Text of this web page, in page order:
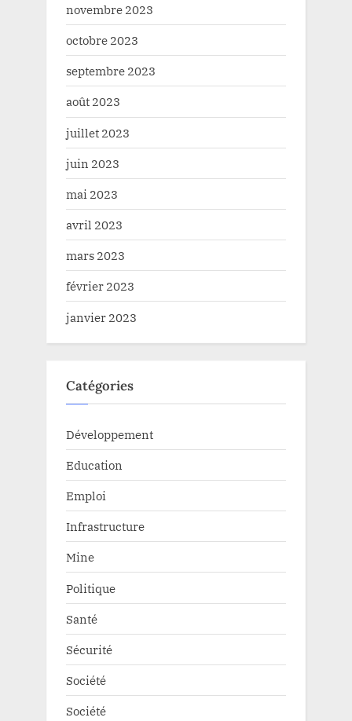
novembre 2023
octobre 2023
septembre 2023
août 2023
juillet 2023
juin 2023
mai 2023
avril 2023
mars 2023
février 2023
janvier 2023
Catégories
Développement
Education
Emploi
Infrastructure
Mine
Politique
Santé
Sécurité
Société
Société